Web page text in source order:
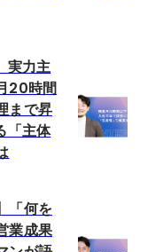
実力主
20時間
まで昇
「主体
「何を
業成果